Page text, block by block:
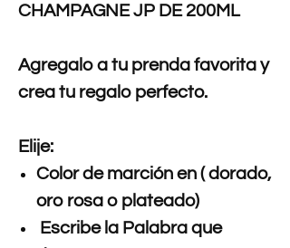
CHAMPAGNE JP DE 200ML
Agregalo a tu prenda favorita y
crea tu regalo perfecto.
Elije:
Color de marción en ( dorado,
oro rosa o plateado)
Escribe la Palabra que